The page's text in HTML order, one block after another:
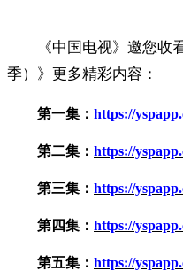
《中国电视》邀您收
季）》更多精彩内容：
第一集： https://
第二集： https://
第三集： https://
第四集： https://
第五集： https://